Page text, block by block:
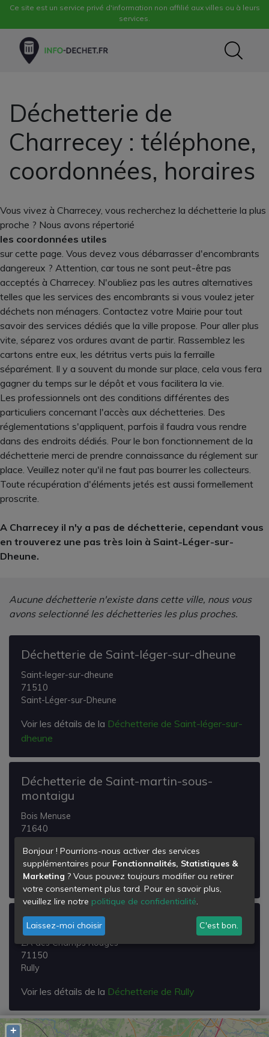
Ce site est un service privé d'information non affilié aux villes ou à leurs
services.
Déchetterie de
Charrecey : téléphone,
coordonnées, horaires
Vous vivez à Charrecey, vous recherchez la déchetterie la plus
proche ? Nous avons répertorié
les coordonnées utiles
sur cette page. Vous devez vous débarrasser d'encombrants
dangereux ? Attention, car tous ne sont peut-être pas
acceptés à Charrecey. N'oubliez pas les autres alternatives
telles que les services des encombrants si vous voulez jeter
déchets non ménagers. Contactez votre Mairie pour tout
savoir des services dédiés que la ville propose. Pour aller plus
vite, séparez vos ordures avant de partir. Rassemblez les
cartons entre eux, les détritus verts puis la ferraille
séparément. Il y a souvent du monde sur place, cela vous fera
gagner du temps sur le dépôt et vous facilitera la vie.
Les professionnels ont des conditions différentes des
particuliers concernant l'accès aux déchetteries. Des
réglementations s'appliquent, parfois il faudra vous rendre
dans des endroits dédiés. Pour le bon fonctionnement de la
déchetterie merci de prendre connaissance du réglement sur
place. Veuillez noter qu'il ne faut pas bourrer les collecteurs.
Toute récupération d'éléments jetés est aussi formellement
proscrite.
A Charrecey il n'y a pas de déchetterie, cependant vous
en trouverez une pas très loin à Saint-Léger-sur-
Dheune.
Aucune déchetterie n'existe dans cette ville, nous vous
avons selectionné les déchetteries les plus proches.
Déchetterie de Saint-léger-sur-dheune
Saint-leger-sur-dheune
71510
Saint-Léger-sur-Dheune
Voir les détails de la Déchetterie de Saint-léger-sur-
dheune
Déchetterie de Saint-martin-sous-
montaigu
Bois Menuse
71640
Voir les détails de laDéchetterie de Saint-martin-
sous-montaigu
Déchetterie de Rully
ZA des Champs Rouges
71150
Rully
Voir les détails de la Déchetterie de Rully
+
Bonjour ! Pourrions-nous activer des services
supplémentaires pour Fonctionnalités, Statistiques &
Marketing ? Vous pouvez toujours modifier ou retirer
votre consentement plus tard. Pour en savoir plus,
veuillez lire notre politique de confidentialité.
Laissez-moi choisir C'est bon.